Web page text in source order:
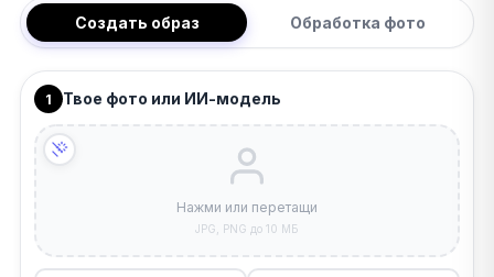
Создать образ Обработка фото
1 Твое фото или ИИ-модель
Нажми или перетащи
JPG, PNG до 10 МБ